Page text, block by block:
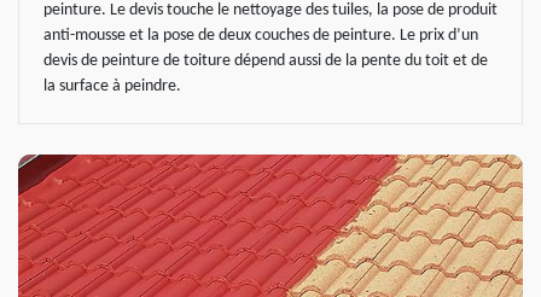
peinture. Le devis touche le nettoyage des tuiles, la pose de produit
anti-mousse et la pose de deux couches de peinture. Le prix d’un
devis de peinture de toiture dépend aussi de la pente du toit et de
la surface à peindre.